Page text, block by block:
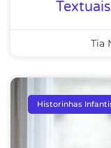
Tia
Historinhas